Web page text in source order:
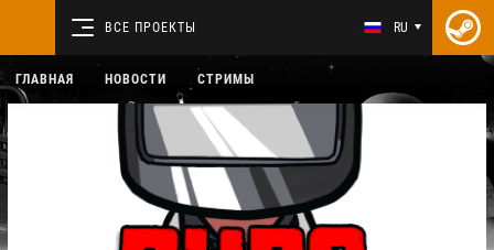
ВСЕ ПРОЕКТЫ RU
ГЛАВНАЯ НОВОСТИ СТРИМЫ